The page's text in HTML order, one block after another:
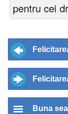
pentru cei
Buna